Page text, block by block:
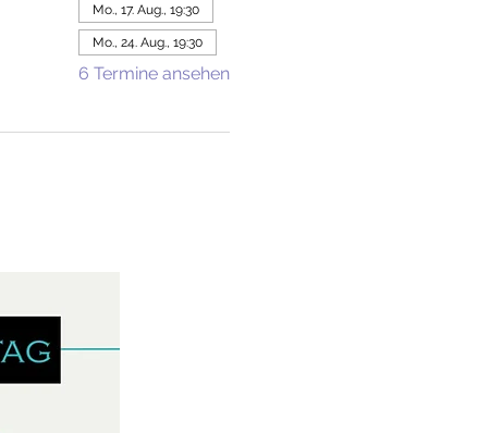
Mo., 17. Aug., 19:30
Mo., 24. Aug., 19:30
6 Termine ansehen